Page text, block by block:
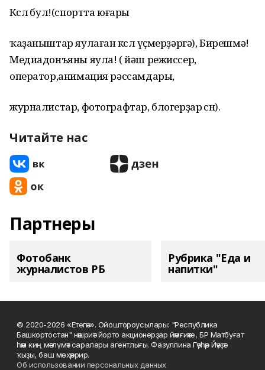
Көслө бул!(спортта юғары
ҡаҙаныштар яулаған көслө үҫмерҙәргә), Бирешмә!
Медиадонъяны яула! ( йәш режиссер,
оператор,анимация рәссамдары,
журналистар, фотографтар, блогерҙар өсөн).
Читайте нас
Партнеры
Фотобанк
журналистов РБ
Рубрика "Еда и
напитки"
© 2020-2026 «Етегән». Ойоштороусылары: "Республика
Башкортостан" нәшриәт йорто акционерҙар йәмғиәте, БР Матбуғат
һәм киң мәғлүмәт саралары агентлығы. Фазуллина Гәүһәр Йәүҙәт
ҡыҙы, баш мөхәррир.
Об использовании персональных данных